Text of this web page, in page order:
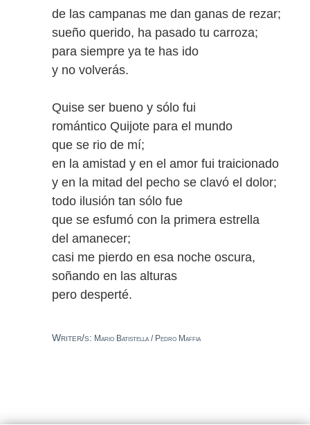
de las campanas me dan ganas de rezar;
sueño querido, ha pasado tu carroza;
para siempre ya te has ido
y no volverás.
Quise ser bueno y sólo fui
romántico Quijote para el mundo
que se rio de mí;
en la amistad y en el amor fui traicionado
y en la mitad del pecho se clavó el dolor;
todo ilusión tan sólo fue
que se esfumó con la primera estrella
del amanecer;
casi me pierdo en esa noche oscura,
soñando en las alturas
pero desperté.
Writer/s: Mario Batistella / Pedro Maffia